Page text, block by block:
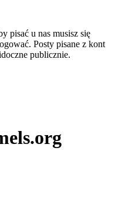
pisać u nas musisz się
Posty pisane z kont
publicznie.